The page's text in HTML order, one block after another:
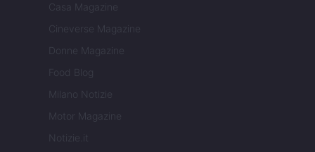
Casa Magazine
Cineverse Magazine
Donne Magazine
Food Blog
Milano Notizie
Motor Magazine
Notizie.it